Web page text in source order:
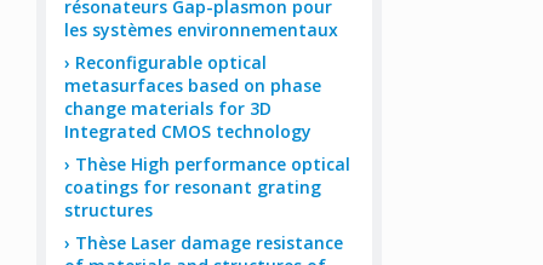
résonateurs Gap-plasmon pour
les systèmes environnementaux
Reconfigurable optical
metasurfaces based on phase
change materials for 3D
Integrated CMOS technology
Thèse High performance optical
coatings for resonant grating
structures
Thèse Laser damage resistance